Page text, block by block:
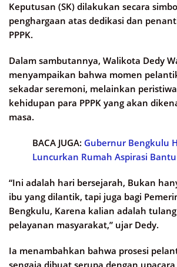
Keputusan (SK) dilakukan secara
penghargaan atas dedikasi dan
PPPK.
Dalam sambutannya, Walikota Dedy
menyampaikan bahwa momen
sekadar seremoni, melainkan
kehidupan para PPPK yang akan
masa.
BACA JUGA: Gubernur Bengkulu
Luncurkan Rumah Aspirasi
“Ini adalah hari bersejarah, Bukan
ibu yang dilantik, tapi juga bagi
Bengkulu, Karena kalian adalah
pelayanan masyarakat,” ujar Dedy.
Ia menambahkan bahwa prosesi